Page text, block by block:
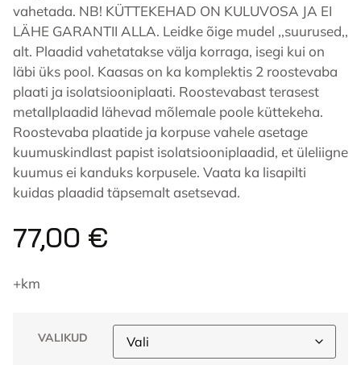
vahetada. NB! KÜTTEKEHAD ON KULUVOSA JA EI
LÄHE GARANTII ALLA. Leidke õige mudel ,,suurused,,
alt. Plaadid vahetatakse välja korraga, isegi kui on
läbi üks pool. Kaasas on ka komplektis 2 roostevaba
plaati ja isolatsiooniplaati. Roostevabast terasest
metallplaadid lähevad mõlemale poole küttekeha.
Roostevaba plaatide ja korpuse vahele asetage
kuumuskindlast papist isolatsiooniplaadid, et üleliigne
kuumus ei kanduks korpusele. Vaata ka lisapilti
kuidas plaadid täpsemalt asetsevad.
77,00 €
+km
VALIKUD